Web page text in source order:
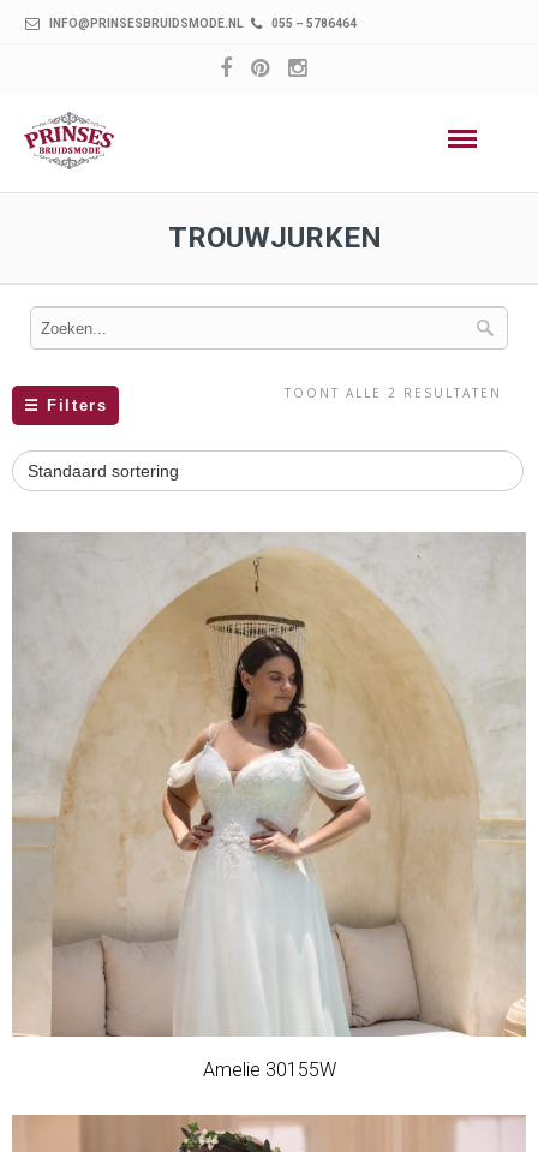
INFO@PRINSESBRUIDSMODE.NL 055 – 5786464
TROUWJURKEN
☰ Filters
TOONT ALLE 2 RESULTATEN
Amelie 30155W